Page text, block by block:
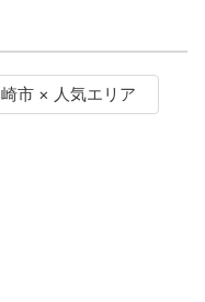
市 × 人気エリア